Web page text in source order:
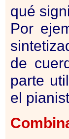
qué
Por
de
parte
el